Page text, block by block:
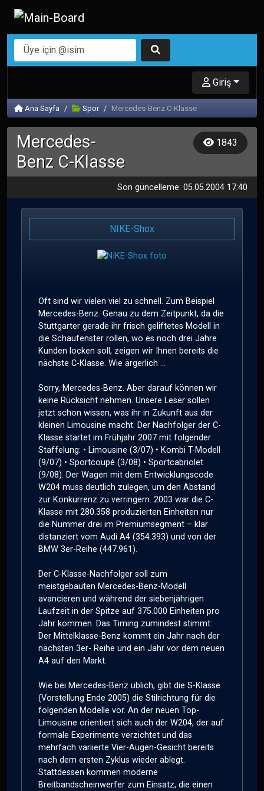
Giriş
Ana Sayfa Spor Mercedes-Benz C-Klasse
Mercedes-
Benz C-Klasse
1843
Son güncelleme: 05.05.2004 17:40
NIKE-Shox
Oft sind wir vielen viel zu schnell. Zum Beispiel
Mercedes-Benz. Genau zu dem Zeitpunkt, da die
Stuttgarter gerade ihr frisch geliftetes Modell in
die Schaufenster rollen, wo es noch drei Jahre
Kunden locken soll, zeigen wir Ihnen bereits die
nächste C-Klasse. Wie ärgerlich ...
Sorry, Mercedes-Benz. Aber darauf können wir
keine Rücksicht nehmen. Unsere Leser sollen
jetzt schon wissen, was ihr in Zukunft aus der
kleinen Limousine macht. Der Nachfolger der C-
Klasse startet im Frühjahr 2007 mit folgender
Staffelung: • Limousine (3/07) • Kombi T-Modell
(9/07) • Sportcoupé (3/08) • Sportcabriolet
(9/08). Der Wagen mit dem Entwicklungscode
W204 muss deutlich zulegen, um den Abstand
zur Konkurrenz zu verringern. 2003 war die C-
Klasse mit 280.358 produzierten Einheiten nur
die Nummer drei im Premiumsegment – klar
distanziert vom Audi A4 (354.393) und von der
BMW 3er-Reihe (447.961).
Der C-Klasse-Nachfolger soll zum
meistgebauten Mercedes-Benz-Modell
avancieren und während der siebenjährigen
Laufzeit in der Spitze auf 375.000 Einheiten pro
Jahr kommen. Das Timing zumindest stimmt:
Der Mittelklasse-Benz kommt ein Jahr nach der
nächsten 3er- Reihe und ein Jahr vor dem neuen
A4 auf den Markt.
Wie bei Mercedes-Benz üblich, gibt die S-Klasse
(Vorstellung Ende 2005) die Stilrichtung für die
folgenden Modelle vor. An der neuen Top-
Limousine orientiert sich auch der W204, der auf
formale Experimente verzichtet und das
mehrfach variierte Vier-Augen-Gesicht bereits
nach dem ersten Zyklus wieder ablegt.
Stattdessen kommen moderne
Breitbandscheinwerfer zum Einsatz, die einen